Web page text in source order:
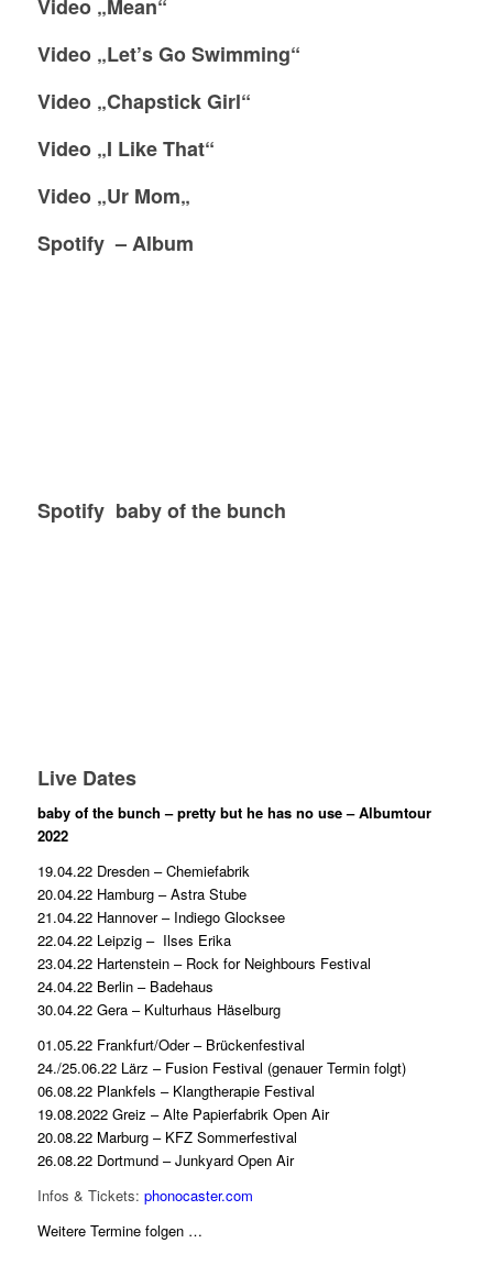
Video „Mean“
Video „Let’s Go Swimming“
Video „Chapstick Girl“
Video „I Like That“
Video „Ur Mom„
Spotify – Album
Spotify baby of the bunch
Live Dates
baby of the bunch – pretty but he has no use – Albumtour
2022
19.04.22 Dresden – Chemiefabrik
20.04.22 Hamburg – Astra Stube
21.04.22 Hannover – Indiego Glocksee
22.04.22 Leipzig – Ilses Erika
23.04.22 Hartenstein – Rock for Neighbours Festival
24.04.22 Berlin – Badehaus
30.04.22 Gera – Kulturhaus Häselburg
01.05.22 Frankfurt/Oder – Brückenfestival
24./25.06.22 Lärz – Fusion Festival (genauer Termin folgt)
06.08.22 Plankfels – Klangtherapie Festival
19.08.2022 Greiz – Alte Papierfabrik Open Air
20.08.22 Marburg – KFZ Sommerfestival
26.08.22 Dortmund – Junkyard Open Air
Infos & Tickets: phonocaster.com
Weitere Termine folgen …